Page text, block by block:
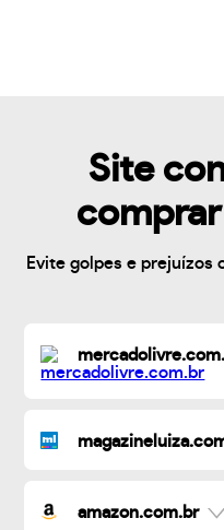
Site
Evite golpes e prejuízos
amazon.com.br